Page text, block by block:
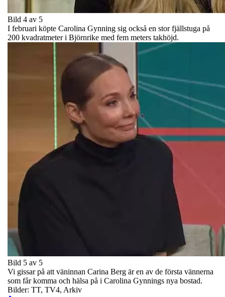
Bild 4 av 5
I februari köpte Carolina Gynning sig också en stor fjällstuga på
200 kvadratmeter i Björnrike med fem meters takhöjd.
Bild 5 av 5
Vi gissar på att väninnan Carina Berg är en av de första vännerna
som får komma och hälsa på i Carolina Gynnings nya bostad.
Bilder: TT, TV4, Arkiv